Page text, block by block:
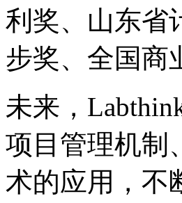
利奖、山东省
步奖、全国商
未来，
项目管理机制
术的应用，不